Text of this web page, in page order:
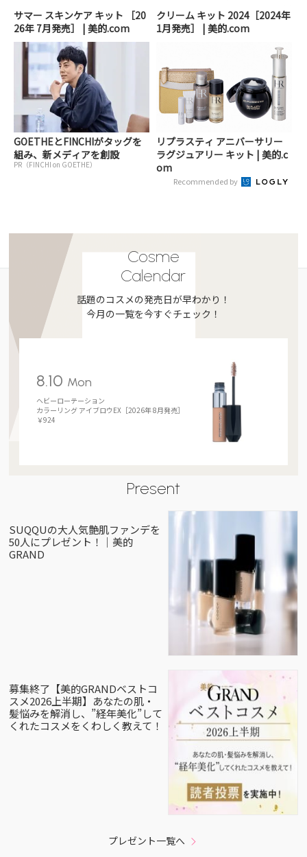
サマー スキンケア キット ［20
26年 7月発売］ | 美的.com
クリーム キット 2024［2024年
1月発売］ | 美的.com
GOETHEとFINCHIがタッグを
組み、新メディアを創設
PR（FINCHI on GOETHE）
リプラスティ アニバーサリー
ラグジュアリー キット | 美的.c
om
Recommended by
Cosme
Calendar
話題のコスメの発売日が早わかり！
今月の一覧を今すぐチェック！
8.10 Mon
ヘビーローテーション
カラーリング アイブロウEX［2026年 8月発売］
￥924
Present
SUQQUの大人気艶肌ファンデを
50人にプレゼント！｜美的
GRAND
募集終了【美的GRANDベストコ
スメ2026上半期】あなたの肌・
髪悩みを解消し、”経年美化”して
くれたコスメをくわしく教えて！
プレゼント一覧へ